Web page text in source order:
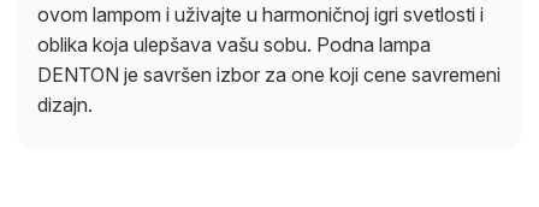
ovom lampom i uživajte u harmoničnoj igri svetlosti i
oblika koja ulepšava vašu sobu. Podna lampa
DENTON je savršen izbor za one koji cene savremeni
dizajn.